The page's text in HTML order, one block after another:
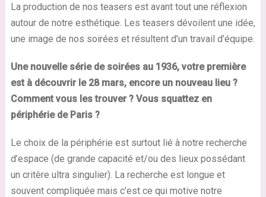
La production de nos teasers est avant tout une réflexion
autour de notre esthétique. Les teasers dévoilent une idée,
une image de nos soirées et résultent d’un travail d’équipe.
Une nouvelle série de soirées au 1936, votre première
est à découvrir le 28 mars, encore un nouveau lieu ?
Comment vous les trouver ? Vous squattez en
périphérie de Paris ?
Le choix de la périphérie est surtout lié à notre recherche
d’espace (de grande capacité et/ou des lieux possédant
un critère ultra singulier). La recherche est longue et
souvent compliquée mais c’est ce qui motive notre